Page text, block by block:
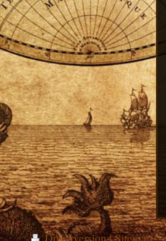
Druckversion| Sitemap